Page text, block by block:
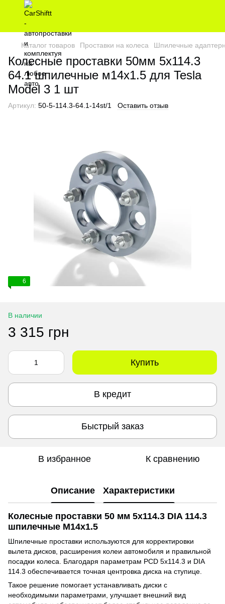
Каталог товаров Проставки на колеса Шпилечные
Колесные проставки 50мм 5х114.3
64.1 шпилечные м14х1.5 для Tesla
Model 3 1 шт
Артикул: 50-5-114.3-64.1-14st/1 Оставить отзыв
6
В наличии
3 315 грн
Купить
В кредит
Быстрый заказ
В избранное К сравнению
Описание Характеристики
Колесные проставки 50 мм 5x114.3 DIA 114.3
шпилечные M14x1.5
Шпилечные проставки используются для корректировки
вылета дисков, расширения колеи автомобиля и правильной
посадки колеса. Благодаря параметрам PCD 5x114.3 и DIA
114.3 обеспечивается точная центровка диска на ступице.
Такое решение помогает устанавливать диски с
необходимыми параметрами, улучшает внешний вид